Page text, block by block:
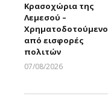
Κρασοχώρια της
Λεμεσού –
Χρηματοδοτούμενο
από εισφορές
πολιτών
07/08/2026